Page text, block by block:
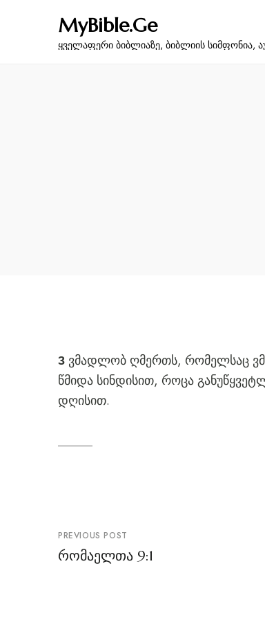
MyBible.Ge
ყველაფერი ბიბლიაზე, ბიბლიის სიმფონია,
3 ვმადლობ ღმერთს, რომელსაც
წმიდა სინდისით, როცა
დღისით.
პოსტის
ნავიგაცია
PREVIOUS POST
რომაელთა 9:1